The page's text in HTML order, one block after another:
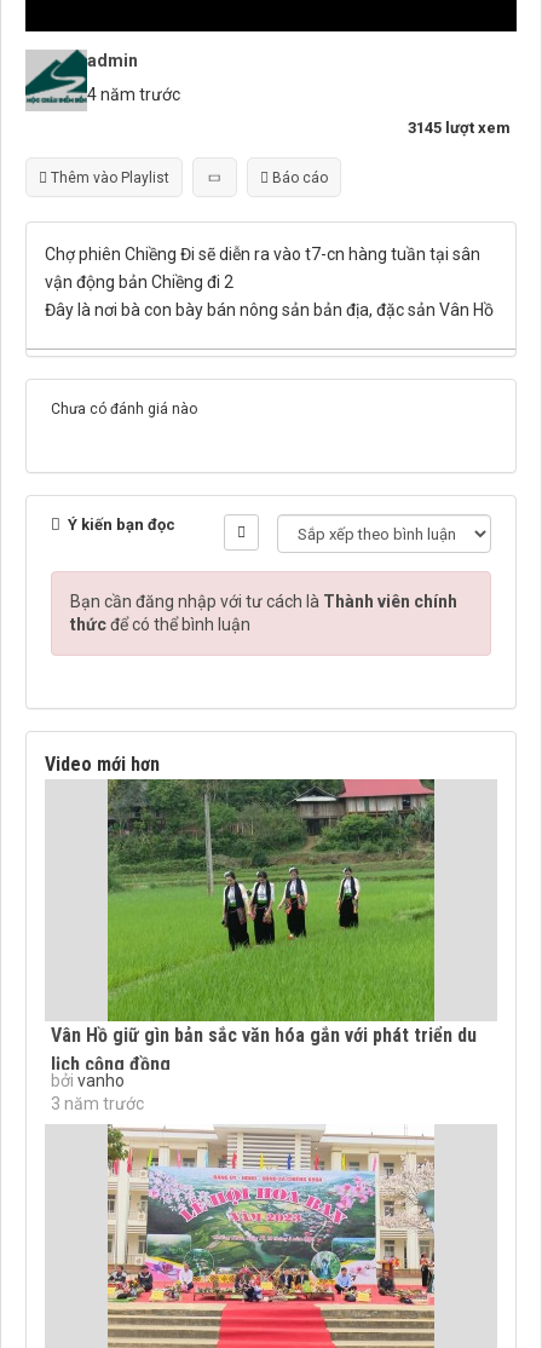
admin
4 năm trước
3145 lượt xem
Thêm vào Playlist Báo cáo
Chợ phiên Chiềng Đi sẽ diễn ra vào t7-cn hàng tuần tại sân
vận động bản Chiềng đi 2
Đây là nơi bà con bày bán nông sản bản địa, đặc sản Vân Hồ
Chưa có đánh giá nào
Ý kiến bạn đọc
Bạn cần đăng nhập với tư cách là Thành viên chính
thứcđể có thể bình luận
Video mới hơn
Vân Hồ giữ gìn bản sắc văn hóa gắn với phát triển du
lịch cộng đồng
bởi vanho
3 năm trước